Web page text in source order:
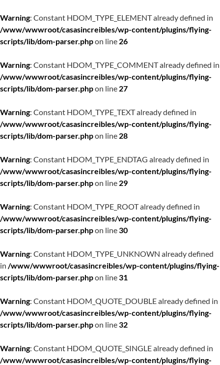
Warning: Constant HDOM_TYPE_ELEMENT already defined in
/www/wwwroot/casasincreibles/wp-content/plugins/flying-
scripts/lib/dom-parser.phpon line 26
Warning: Constant HDOM_TYPE_COMMENT already defined in
/www/wwwroot/casasincreibles/wp-content/plugins/flying-
scripts/lib/dom-parser.phpon line 27
Warning: Constant HDOM_TYPE_TEXT already defined in
/www/wwwroot/casasincreibles/wp-content/plugins/flying-
scripts/lib/dom-parser.phpon line 28
Warning: Constant HDOM_TYPE_ENDTAG already defined in
/www/wwwroot/casasincreibles/wp-content/plugins/flying-
scripts/lib/dom-parser.phpon line 29
Warning: Constant HDOM_TYPE_ROOT already defined in
/www/wwwroot/casasincreibles/wp-content/plugins/flying-
scripts/lib/dom-parser.phpon line30
Warning: Constant HDOM_TYPE_UNKNOWN already defined
in /www/wwwroot/casasincreibles/wp-content/plugins/flying-
scripts/lib/dom-parser.phpon line31
Warning: Constant HDOM_QUOTE_DOUBLE already defined in
/www/wwwroot/casasincreibles/wp-content/plugins/flying-
scripts/lib/dom-parser.phpon line32
Warning: Constant HDOM_QUOTE_SINGLE already defined in
/www/wwwroot/casasincreibles/wp-content/plugins/flying-